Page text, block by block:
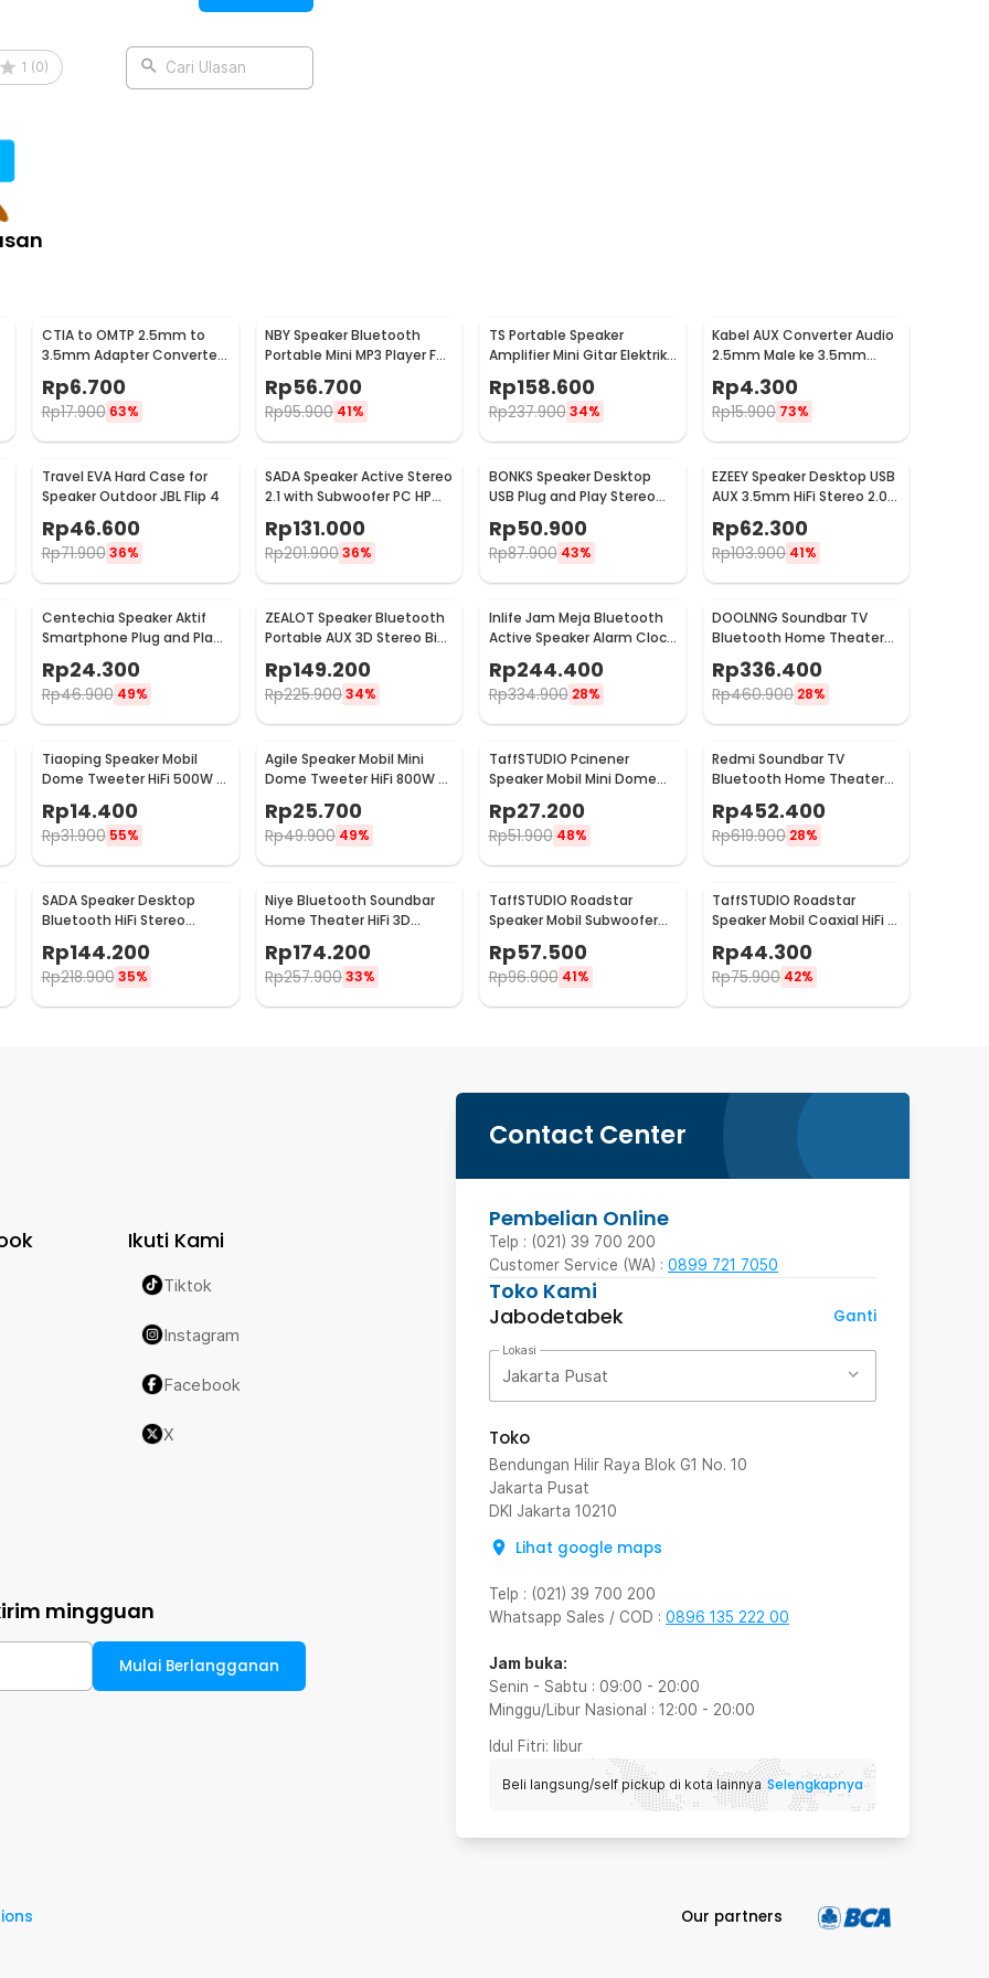
1 (0) Cari Ulasan
CTIA to OMTP 2.5mm to
3.5mm Adapter Converter
For Sony HTC Earphones
Rp6.700
Rp17.900 63%
NBY Speaker Bluetooth
Portable Mini MP3 Player FM
Radio 3W - TD-V26
Rp56.700
Rp95.900 41%
TS Portable Speaker
Amplifier Mini Gitar Elektrik
3 Inch 5W - MA-5
Rp158.600
Rp237.900 34%
Kabel AUX Converter Audio
2.5mm Male ke 3.5mm
Female L Shape HiFi 20cm -
L44
Rp4.300
Rp15.900 73%
Travel EVA Hard Case for
Speaker Outdoor JBL Flip 4
Rp46.600
Rp71.900 36%
SADA Speaker Active Stereo
2.1 with Subwoofer PC HP
USB Power 6W - D-202
Rp131.000
Rp201.90036%
BONKS Speaker Desktop
USB Plug and Play Stereo
Rp50.900
Rp87.900 43%
EZEEY Speaker Desktop USB
AUX 3.5mm HiFi Stereo 2.0
2x2.5W - S5
Rp62.300
Rp103.900 41%
Centechia Speaker Aktif
Smartphone Plug and Play
Jack 3.5mm AUX - DN828
Rp24.300
Rp46.900 49%
ZEALOT Speaker Bluetooth
Portable AUX 3D Stereo Big
Rp149.200
Rp225.90034%
Inlife Jam Meja Bluetooth
Active Speaker Alarm Clock
Rp244.400
Rp334.900 28%
DOOLNNG Soundbar TV
Bluetooth Home Theater
Stereo Subwoofer AUX 20W
- BS-28B
Rp336.400
Rp460.900 28%
Tiaoping Speaker Mobil
Dome Tweeter HiFi 500W 2
Rp14.400
Rp31.900 55%
Agile Speaker Mobil Mini
Dome Tweeter HiFi 800W 2
Rp25.700
Rp49.900 49%
TaffSTUDIO Pcinener
Speaker Mobil Mini Dome
TS-T280
Rp27.200
Rp51.900 48%
Redmi Soundbar TV
Bluetooth Home Theater
30W - MDZ-34-DA
Rp452.400
Rp619.900 28%
SADA Speaker Desktop
Bluetooth HiFi Stereo
- V-111
Rp144.200
Rp218.900 35%
Niye Bluetooth Soundbar
Home Theater HiFi 3D
Rp174.200
Rp257.90033%
TaffSTUDIO Roadstar
Speaker Mobil Subwoofer
VO-602
Rp57.500
Rp96.900 41%
TaffSTUDIO Roadstar
Speaker Mobil Coaxial HiFi 4
Inch 100W 1 PCS - VO-402
Rp44.300
Rp75.900 42%
Contact Center
Pembelian Online
Telp : (021) 39 700 200
Customer Service (WA) : 0899 721 7050
Toko Kami
Jabodetabek
Ganti
Lokasi
Jakarta Pusat
Toko
Bendungan Hilir Raya Blok G1 No. 10
Jakarta Pusat
DKI Jakarta 10210
Lihat google maps
Telp : (021) 39 700 200
Whatsapp Sales / COD : 0896 135 222 00
Jam buka:
Senin - Sabtu : 09:00 - 20:00
Minggu/Libur Nasional : 12:00 - 20:00
Idul Fitri: libur
Beli langsung/self pickup di kota lainnya Selengkapnya
Ikuti Kami
Tiktok
Instagram
Facebook
X
mingguan
Mulai Berlangganan
Our partners